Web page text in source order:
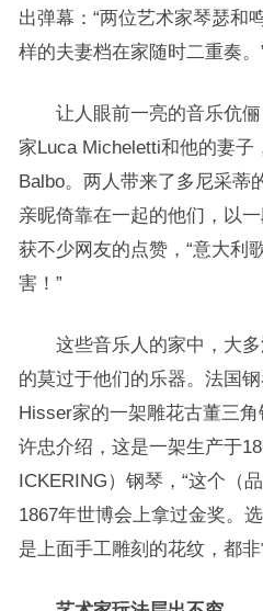
出弹幕：“两位艺术家琴瑟和
样的夫妻档在家随时二重奏。
让人眼前一亮的音乐伉俪
家Luca Micheletti和他的妻子
Balbo。两人带来了多尼采蒂
亲昵倚靠在一起的他们，以
获不少网友的点赞，“意大利
害！”
这些音乐人的家中，大多
的莫过于他们的乐器。法国
Hisser家的一架雕花古董三
许忠介绍，这是一架生产于
ICKERING）钢琴，“这个（
1867年世博会上拿过金奖。
是上面手工雕刻的花纹，都非